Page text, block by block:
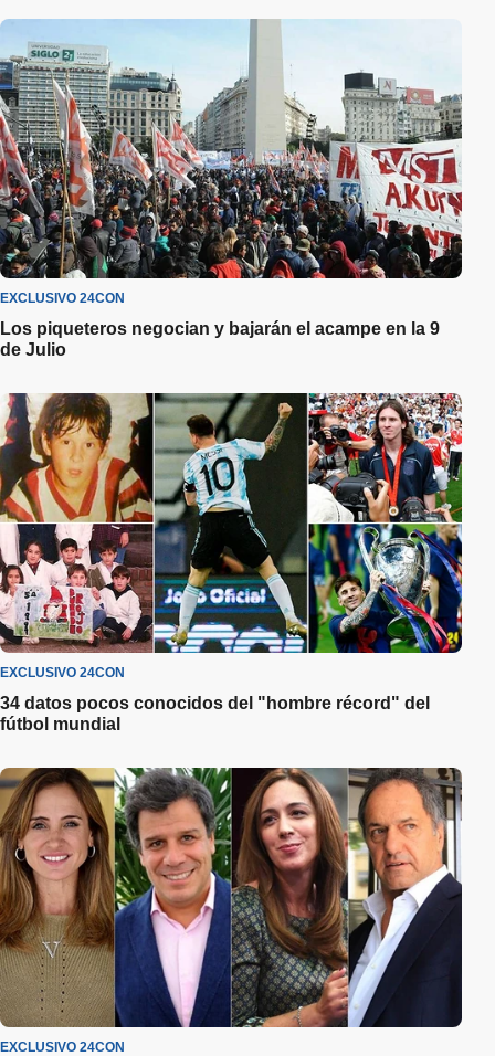
EXCLUSIVO 24CON
Los piqueteros negocian y bajarán el acampe en la 9
de Julio
EXCLUSIVO 24CON
34 datos pocos conocidos del "hombre récord" del
fútbol mundial
EXCLUSIVO 24CON